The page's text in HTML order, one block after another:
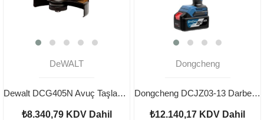
DeWALT
Dewalt DCG405N Avuç Taşlama Aküsüz
₺8.340,79 KDV Dahil
Dongcheng
Dongcheng DCJZ03-13 Darbeli Şarjlı Matkap 20V 4AH
₺12.140,17 KDV Dahil